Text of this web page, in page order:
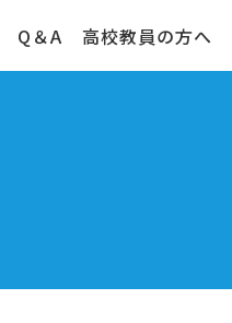
Q＆A 高校教員の方へ